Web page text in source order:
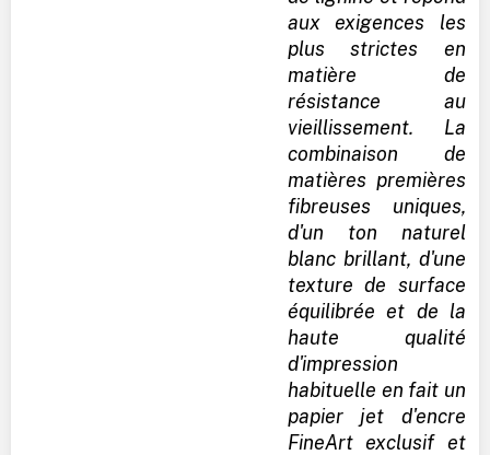
aux exigences les
plus strictes en
matière de
résistance au
vieillissement. La
combinaison de
matières premières
fibreuses uniques,
d'un ton naturel
blanc brillant, d'une
texture de surface
équilibrée et de la
haute qualité
d'impression
habituelle en fait un
papier jet d'encre
FineArt exclusif et